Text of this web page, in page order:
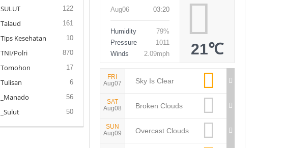
SULUT 122
Talaud 161
Tips Kesehatan 10
TNI/Polri 870
Tomohon 17
Tulisan 6
_Manado 56
_Sulut 50
Aug06 03:20
Humidity
79%
Pressure
1011
Winds
2.09mph 21℃
FRI
Aug07
Sky Is Clear
SAT
Aug08
Broken Clouds
SUN
Aug09
Overcast Clouds